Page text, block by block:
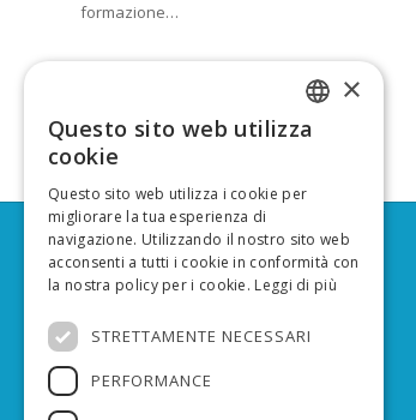
formazione…
SOCIAL MEDIA
YouTube
CONTATTI
ITALIAN
×
Questo sito web utilizza
cookie
Questo sito web utilizza i cookie per
migliorare la tua esperienza di
navigazione. Utilizzando il nostro sito web
acconsenti a tutti i cookie in conformità con
la nostra policy per i cookie. Leggi di più
STRETTAMENTE NECESSARI
PERFORMANCE